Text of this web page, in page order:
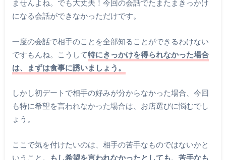
ませんよね。でも大丈夫！今回の会話でたまたまきっかけ
になる会話ができなかっただけです。
一度の会話で相手のことを全部知ることができるわけない
ですもんね。こうして特にきっかけを得られなかった場合
は、まずは食事に誘いましょう。
しかし初デートで相手の好みが分からなかった場合、今回
も特に希望を言われなかった場合は、お店選びに悩むでし
ょう。
ここで気を付けたいのは、相手の苦手なものではないかと
いうこと。
もし希望を言われなかったとしても、苦手なも